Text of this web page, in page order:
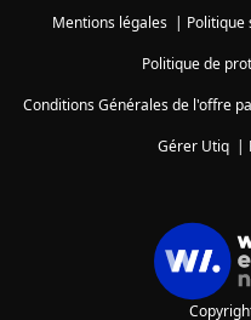
Mentions légales| Politique
Politique de
Conditions Générales de l'offre
Gérer Utiq |